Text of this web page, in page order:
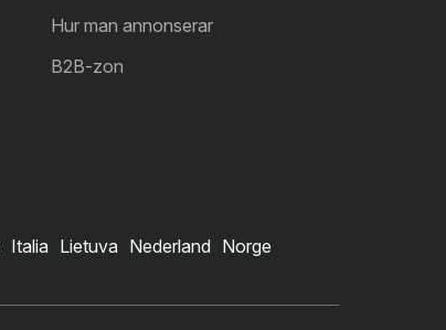
Hur man annonserar
B2B-zon
Italia Lietuva Nederland Norge